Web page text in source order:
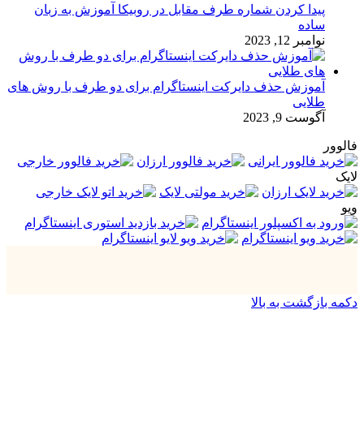
پیدا کردن شماره طرف مقابل در روبیکا آموزش به زبان
ساده
نوامبر 12, 2023
آموزش حذف دایرکت اینستاگرام برای دو طرف با روش های
طلایی
آگوست 9, 2023
فالوور
لایک
ویو
دکمه بازگشت به بالا